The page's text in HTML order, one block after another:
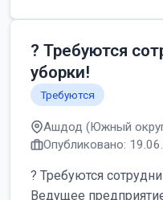
? Требуются
уборки!
Требуются
Ашдод (Южный
Опубликовано:
? Требуются
Ведущее